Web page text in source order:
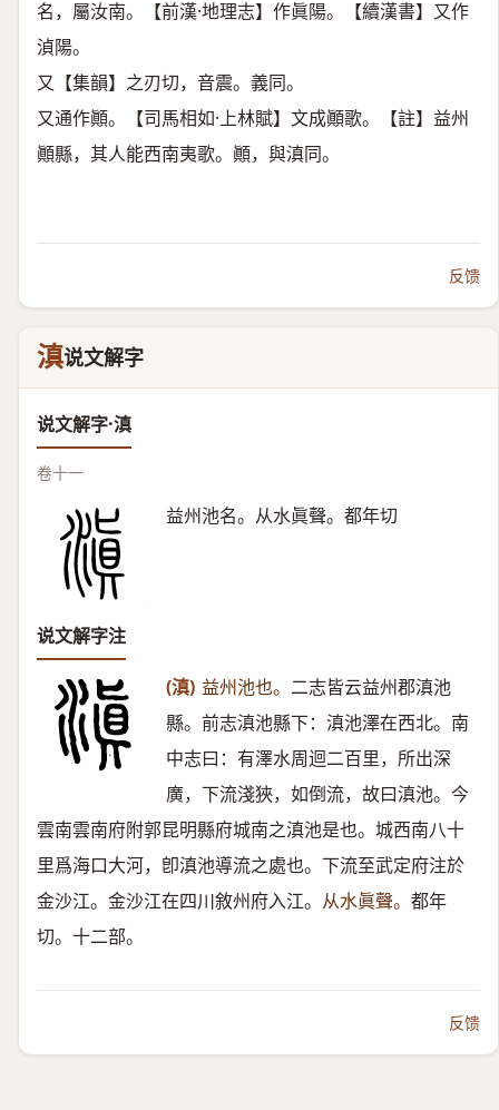
名，屬汝南。【前漢·地理志】作眞陽。【續漢書】又作
湞陽。
又【集韻】之刃切，音震。義同。
又通作顚。【司馬相如·上林賦】文成顚歌。【註】益州
顚縣，其人能西南夷歌。顚，與滇同。
反馈
滇说文解字
说文解字·滇
卷十一
益州池名。从水眞聲。都年切
说文解字注
(滇) 益州池也。 二志皆云益州郡滇池
縣。前志滇池縣下：滇池澤在西北。南
中志曰：有澤水周迴二百里，所出深
廣，下流淺狹，如倒流，故曰滇池。今
雲南雲南府附郭昆明縣府城南之滇池是也。城西南八十
里爲海口大河，卽滇池導流之處也。下流至武定府注於
金沙江。金沙江在四川敘州府入江。 从水眞聲。 都年
切。十二部。
反馈